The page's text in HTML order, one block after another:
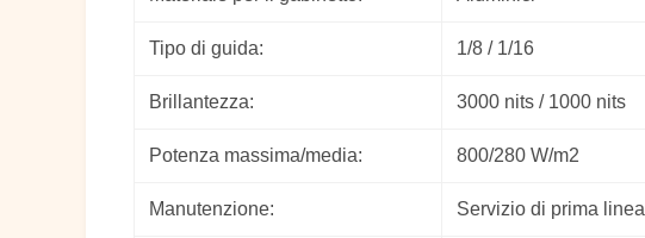
Tipo di guida: 1/8 / 1/16
Brillantezza: 3000 nits / 1000 nits
Potenza massima/media: 800/280 W/m2
Manutenzione: Servizio di prima linea